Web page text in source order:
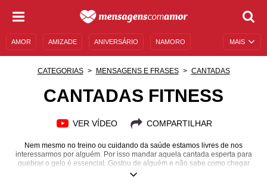
MAIS
AMOR AMIZADE ANIVERSÁRIO NAMORO
CATEGORIAS MENSAGENS E FRASES CANTADAS
CANTADAS FITNESS
VER VÍDEO COMPARTILHAR
Nem mesmo no treino ou cuidando da saúde estamos livres de nos
interessarmos por alguém. Por isso mandar aquela cantada esperta para
quebrar o gelo é essencial. Gostou de alguém e não sabe como chegar
junto? A gente te ajuda. Afinal, quem cuida bem da saúde também precisa